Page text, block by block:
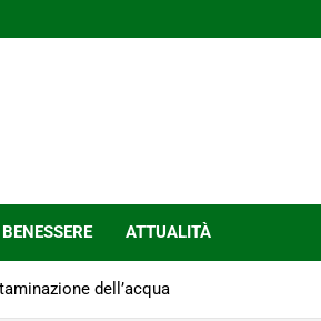
BENESSERE ATTUALITÀ
dell’acqua